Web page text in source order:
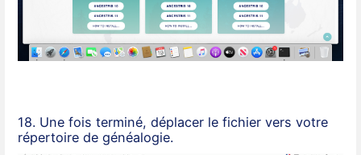
18. Une fois terminé, déplacer le fichier vers votre
répertoire de généalogie.